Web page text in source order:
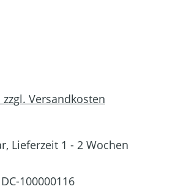
Versandkosten
Lieferzeit 1 - 2 Wochen
DC-100000116